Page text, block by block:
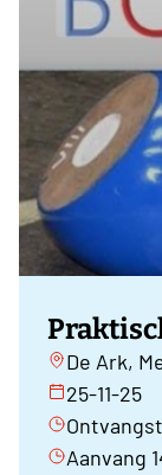
De Ark,
25-11-25
Aanvang